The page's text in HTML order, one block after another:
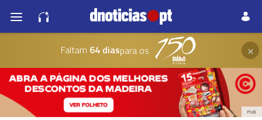
Faltam 64 diaspara os ×
PUB